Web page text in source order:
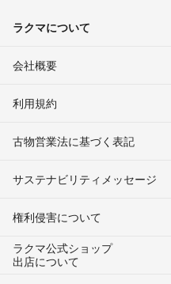
ラクマについて
会社概要
利用規約
古物営業法に基づく表記
サステナビリティメッセージ
権利侵害について
ラクマ公式ショップ
出店について